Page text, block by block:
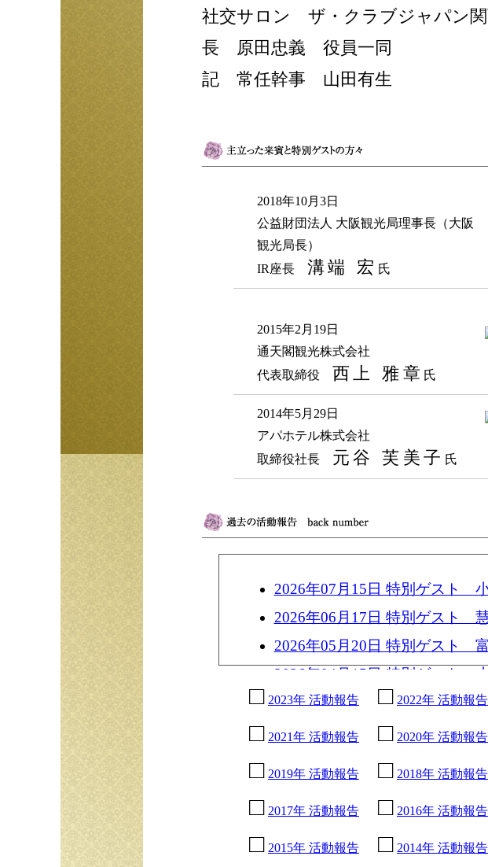
社交サロン ザ・クラブジャパン
長 原田忠義 役員一同
記 常任幹事 山田有生
2018年10月3日
公益財団法人 大阪観光局理事長（大阪
観光局長）
IR座長 溝端 宏 氏
2015年2月19日
通天閣観光株式会社
代表取締役 西上 雅章 氏
2014年5月29日
アパホテル株式会社
取締役社長 元谷 芙美子 氏
2026年07月15日 特別ゲスト
2026年06月17日 特別ゲスト
2026年05月20日 特別ゲスト
2026年04月15日 特別ゲスト
2026年03月18日 特別ゲスト 菅
2026年02月18日 特別ゲスト
2026年01月21日 新春ゲスト
様、奥眞理子様、平野郷三角様
2025年11月19日 特別ゲスト
2023年 活動報告 2022年 活動報告
2021年 活動報告 2020年 活動報告
2019年 活動報告 2018年 活動報告
2017年 活動報告 2016年 活動報告
2015年 活動報告 2014年 活動報告